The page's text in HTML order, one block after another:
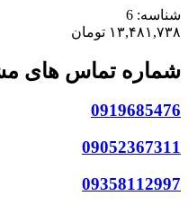
شناسه: 6
۱۳,۴۸۱,۷۳۸ تومان
شماره تماس های
0919685476
09052367311
09358112997